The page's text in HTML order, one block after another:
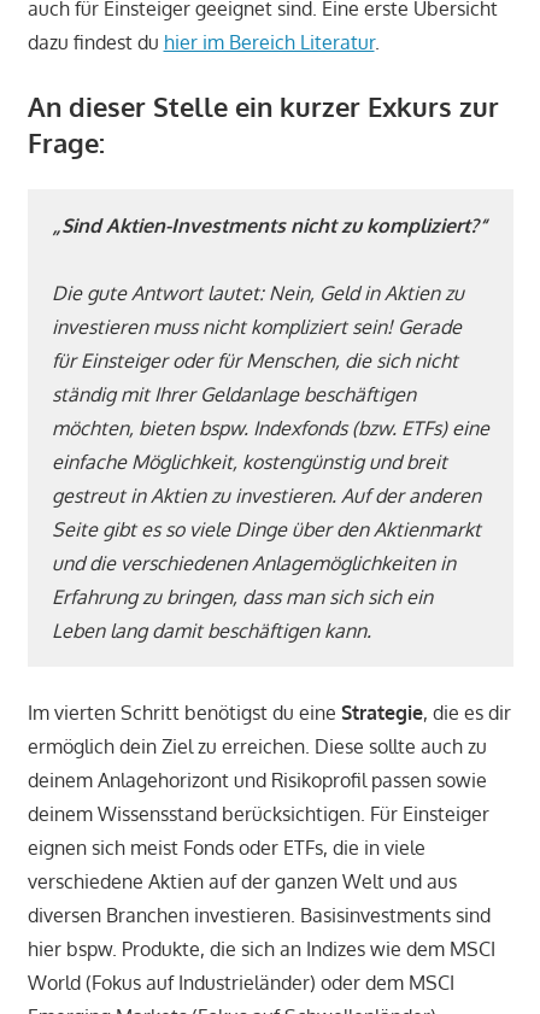
auch für Einsteiger geeignet sind. Eine erste Übersicht
dazu findest du hier im Bereich Literatur.
An dieser Stelle ein kurzer Exkurs zur
Frage:
„Sind Aktien-Investments nicht zu kompliziert?“
Die gute Antwort lautet: Nein, Geld in Aktien zu
investieren muss nicht kompliziert sein! Gerade
für Einsteiger oder für Menschen, die sich nicht
ständig mit Ihrer Geldanlage beschäftigen
möchten, bieten bspw. Indexfonds (bzw. ETFs) eine
einfache Möglichkeit, kostengünstig und breit
gestreut in Aktien zu investieren. Auf der anderen
Seite gibt es so viele Dinge über den Aktienmarkt
und die verschiedenen Anlagemöglichkeiten in
Erfahrung zu bringen, dass man sich sich ein
Leben lang damit beschäftigen kann.
Im vierten Schritt benötigst du eine Strategie, die es dir
ermöglich dein Ziel zu erreichen. Diese sollte auch zu
deinem Anlagehorizont und Risikoprofil passen sowie
deinem Wissensstand berücksichtigen. Für Einsteiger
eignen sich meist Fonds oder ETFs, die in viele
verschiedene Aktien auf der ganzen Welt und aus
diversen Branchen investieren. Basisinvestments sind
hier bspw. Produkte, die sich an Indizes wie dem MSCI
World (Fokus auf Industrieländer) oder dem MSCI